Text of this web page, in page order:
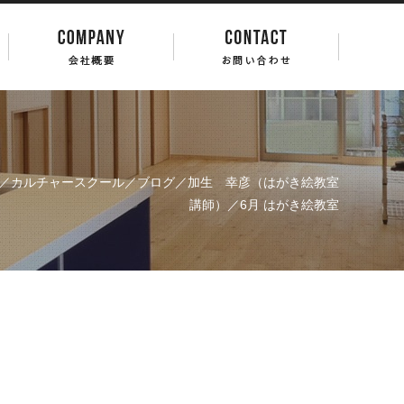
カルチャースクール／ブログ／加生 幸彦（はがき絵教室
講師）
／6月 はがき絵教室